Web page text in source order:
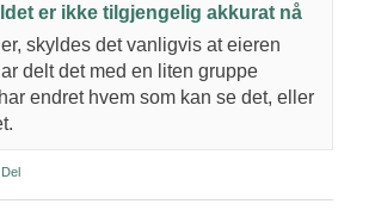
er ikke tilgjengelig akkurat nå
skyldes det vanligvis at eieren
delt det med en liten gruppe
endret hvem som kan se det, eller
Del